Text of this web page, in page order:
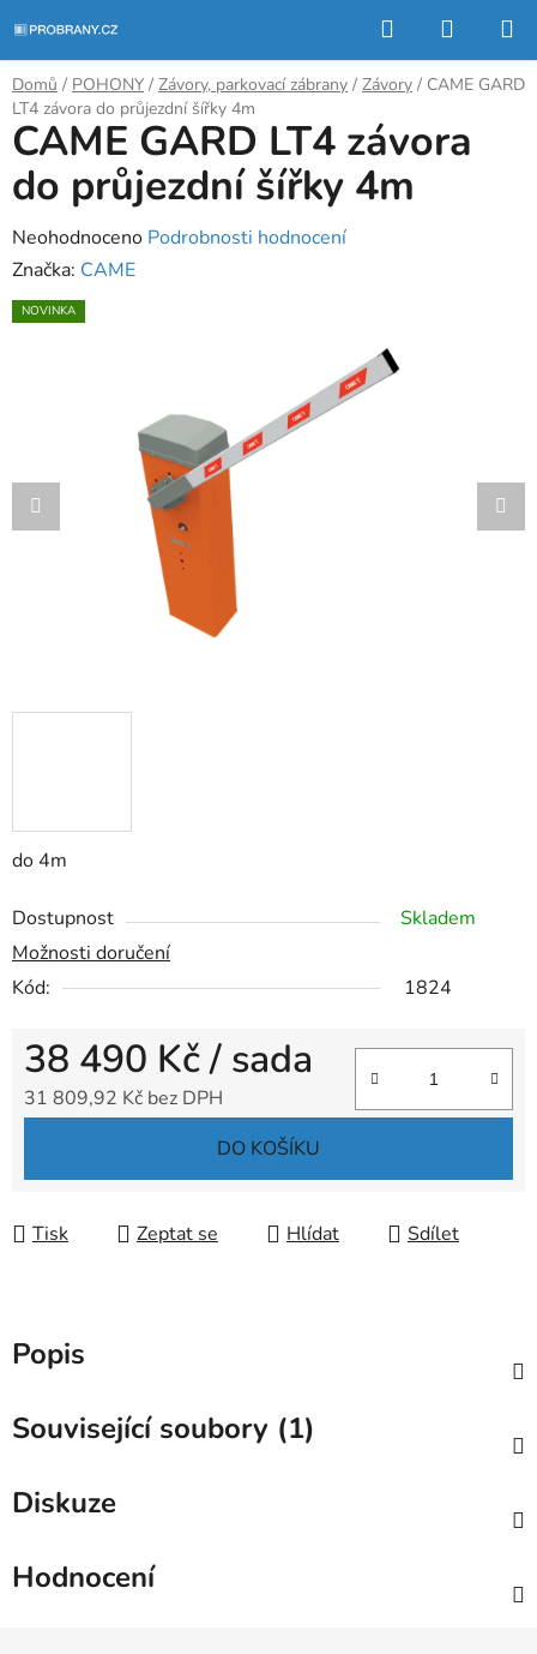
na
obsah
Hledat
KOŠÍK
Domů / POHONY / Závory, parkovací zábrany / Závory / CAME GARD
LT4 závora do průjezdní šířky 4m
do 4m
Dostupnost
Skladem
Možnosti doručení
Kód:
1824
38 490 Kč/ sada
31 809,92 Kč bez DPH
DO KOŠÍKU
Tisk Zeptat se Hlídat Sdílet
CAME GARD LT4 závora
do průjezdní šířky 4m
Průměrné
hodnocení
produktu
Neohodnoceno Podrobnosti hodnocení
Značka: CAME
NOVINKA
Popis
Související soubory (1)
Diskuze
Hodnocení